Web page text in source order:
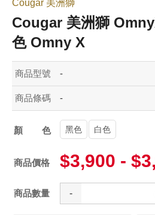
Cougar 美洲獅
Cougar 美洲獅
色 Omny X
商品型號 -
商品條碼 -
顏色黑色 白色
商品價格 $3,900 -
商品數量 -